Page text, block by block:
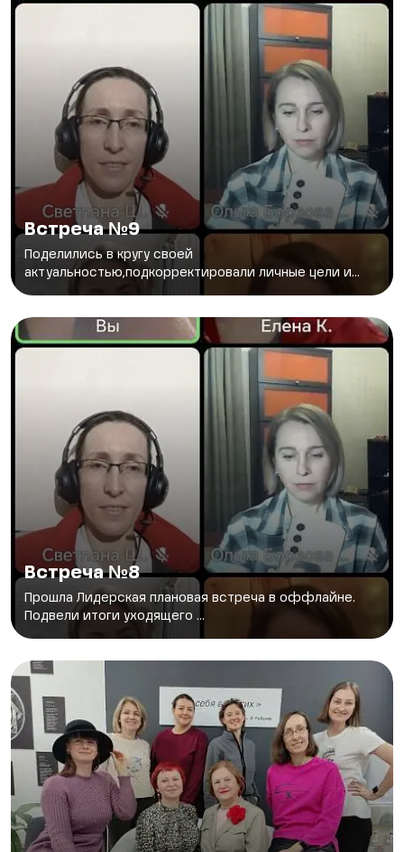
Встреча №9
Поделились в кругу своей
актуальностью,подкорректировали личные цели и...
Встреча №8
Прошла Лидерская плановая встреча в оффлайне.
Подвели итоги уходящего ...